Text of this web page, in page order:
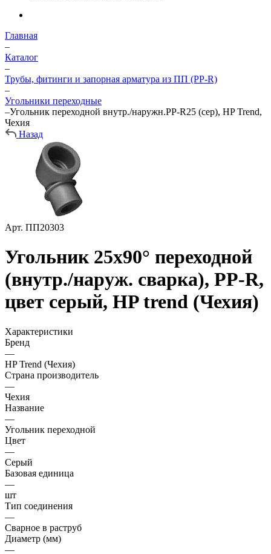
Главная
–
Каталог
–
Трубы, фитинги и запорная арматура из ПП (PP-R)
–
Угольники переходные
–Угольник переходной внутр./наружн.PP-R25 (сер), HP Trend,
Чехия
Назад
Арт. ПП20303
Угольник 25х90° переходной
(внутр./наруж. сварка), PP-R,
цвет серый, HP trend (Чехия)
Характеристики
Бренд
—
HP Trend (Чехия)
Страна производитель
—
Чехия
Название
—
Угольник переходной
Цвет
—
Серый
Базовая единица
—
шт
Тип соединения
—
Сварное в раструб
Диаметр (мм)
—